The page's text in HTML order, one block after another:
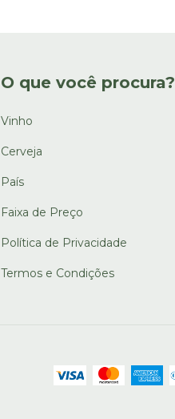
O que você procura?
Vinho
Cerveja
País
Faixa de Preço
Política de Privacidade
Termos e Condições